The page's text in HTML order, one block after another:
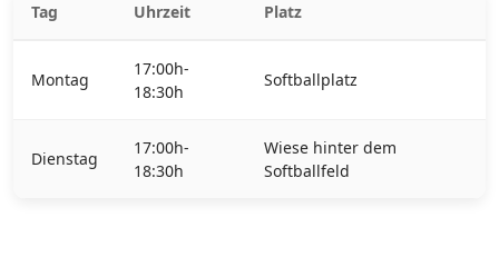
Tag Uhrzeit Platz
Montag
17:00h-
18:30h
Softballplatz
Dienstag
17:00h-
18:30h
Wiese hinter dem
Softballfeld